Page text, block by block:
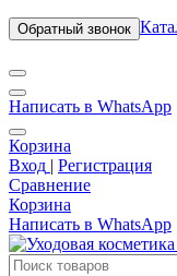
Обратный звонок
Написать в WhatsApp
Корзина
Вход | Регистрация
Сравнение
Корзина
Написать в WhatsApp